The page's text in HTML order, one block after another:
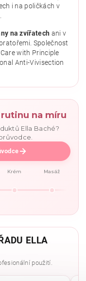
i na poličkách v
na zvířatech ani v
Společnost
with Principle
Anti-Vivisection
na míru
Ella Baché?
Krém Masáž
ELLA
použití.